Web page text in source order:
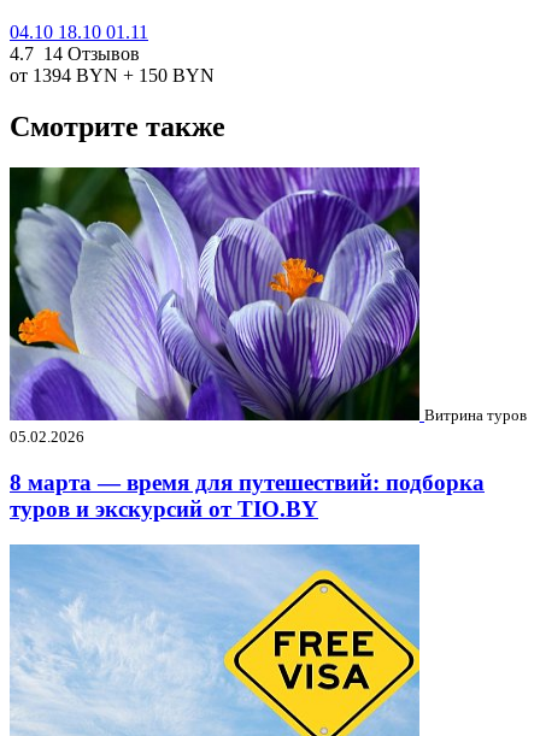
04.10 18.10 01.11
4.7 14 Отзывов
от 1394 BYN + 150 BYN
Смотрите также
Витрина туров
05.02.2026
8 марта — время для путешествий: подборка
туров и экскурсий от TIO.BY